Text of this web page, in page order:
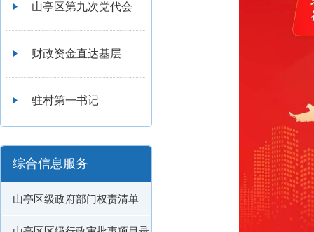
山亭区第九次党代会
财政资金直达基层
驻村第一书记
综合信息服务
山亭区级政府部门权责清单